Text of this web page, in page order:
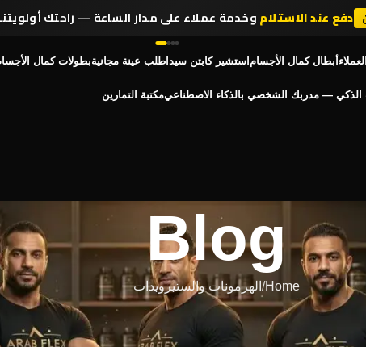
أبطال كمال الأجساماستشير كابتن سيداطلب عينة مجانيةبطولات كمال
الذكي — مدربك الشخصي بالذكاء الاصطناعيمكتبة التمارين
Blog
Home الهرمونات والستيرويدات
والستيرويدات
علامات تحذيرية
دفع عند الاستلاموخدمة عملاء على مدار الساعة — راحتك